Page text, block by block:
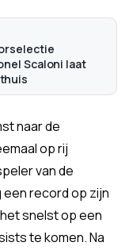
Scaloni laat
naar de
op rij
van de
record op zijn
snelst op een
te komen. Na